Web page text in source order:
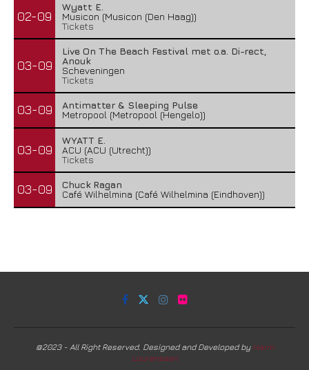
02-09
Wyatt E.
Musicon (Musicon (Den Haag))
Tickets
03-09
Live On The Beach Festival met o.a. Di-rect,
Anouk
Scheveningen
Tickets
03-09
Antimatter & Sleeping Pulse
Metropool (Metropool (Hengelo))
03-09
WYATT E.
ACU (ACU (Utrecht))
Tickets
03-09
Chuck Ragan
Café Wilhelmina (Café Wilhelmina (Eindhoven))
@2023 - All Right Reserved. Designed and Developed by Harm
Lourenssen